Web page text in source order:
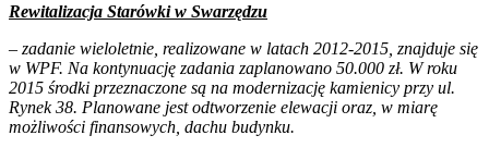
Rewitalizacja Starówki w Swarzędzu
– zadanie wieloletnie, realizowane w latach 2012-2015, znajduje się
w WPF. Na kontynuację zadania zaplanowano 50.000 zł. W roku
2015 środki przeznaczone są na modernizację kamienicy przy ul.
Rynek38. Planowane jest odtworzenie elewacji oraz, w miarę
możliwości finansowych, dachu budynku.